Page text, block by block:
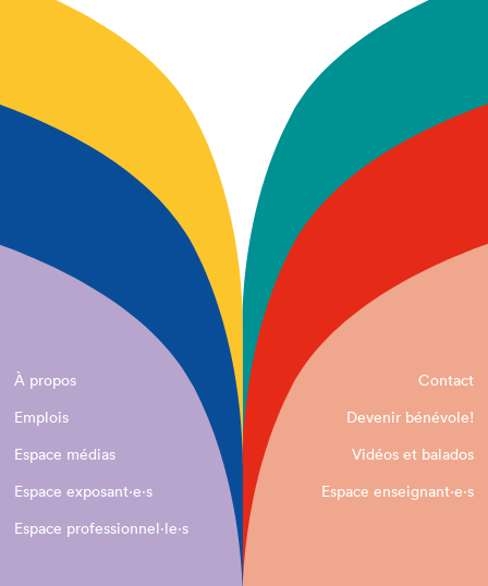
À propos
Contact
Emplois
Devenir bénévole!
Espace médias
Vidéos et balados
Espace exposant·e⋅s
Espace enseignant·e⋅s
Espace professionnel·le⋅s